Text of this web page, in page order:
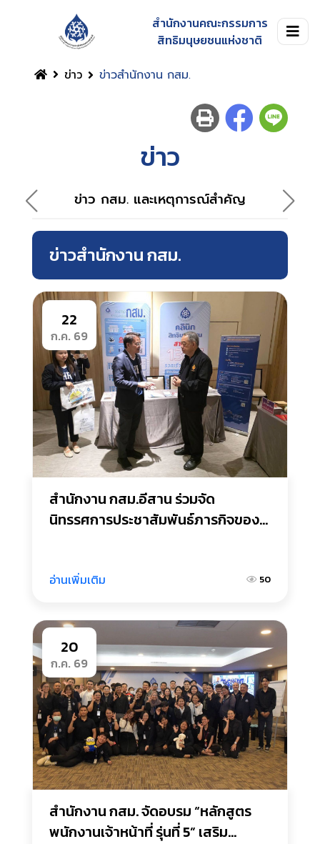
สำนักงานคณะกรรมการ
สิทธิมนุษยชนแห่งชาติ
ข่าว
ข่าวสำนักงาน กสม.
ข่าว
ข่าว กสม. และเหตุการณ์สำคัญ
ข่าวสำนักงาน กสม.
22
ก.ค. 69
สำนักงาน กสม.อีสาน ร่วมจัด
นิทรรศการประชาสัมพันธ์ภารกิจของ
อ่านเพิ่มเติม 50
20
ก.ค. 69
สำนักงาน กสม. จัดอบรม “หลักสูตร
พนักงานเจ้าหน้าที่ รุ่นที่ 5” เสริม